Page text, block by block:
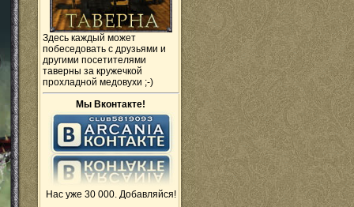
Здесь каждый может
побеседовать с друзьями и
другими посетителями
таверны за кружечкой
прохладной медовухи ;-)
Мы Вконтакте!
Нас уже 30 000. Добавляйся!